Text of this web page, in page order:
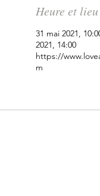
Heure et lieu
31 mai 2021,
2021, 14:00
https://
m